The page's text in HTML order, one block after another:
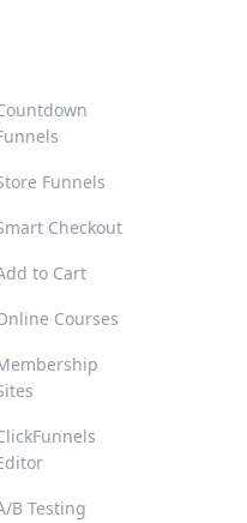
Funnels
Checkout
to Cart
Courses
B Testing